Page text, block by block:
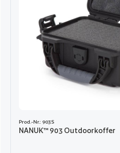
Prod.-Nr.: 903S
NANUK™ 903 Outdoorkoffer